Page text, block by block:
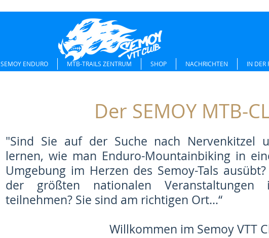
SEMOY ENDURO MTB-TRAILS ZENTRUM SHOP NACHRICHTEN IN DER
Der SEMOY MTB-
"Sind Sie auf der Suche nach Nervenkitzel
lernen, wie man Enduro-Mountainbiking in
Umgebung im Herzen des Semoy-Tals
der größten nationalen
teilnehmen? Sie sind am richtigen Ort…“
Willkommen im Semoy VTT